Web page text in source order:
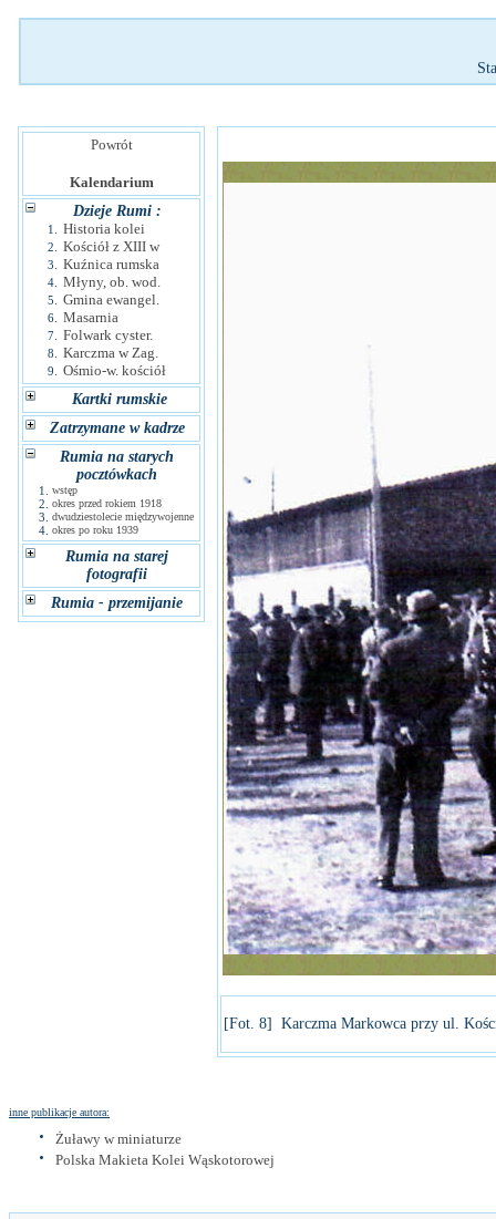
Powrót
Kalendarium
Dzieje Rumi :
1. Historia kolei
2. Kościół z XIII w
3. Kuźnica rumska
4. Młyny, ob. wod.
5. Gmina ewangel.
6. Masarnia
7. Folwark cyster.
8. Karczma w Zag.
9.
Ośmio-w. kościół
Kartki rumskie
Zatrzymane w kadrze
Rumia na starych
pocztówkach
1. wstęp
2. okres przed rokiem 1918
3. dwudziestolecie międzywojenne
4. okres po roku 1939
Rumia na starej
fotografii
Rumia - przemijanie
[Fot. 8] Karczma Markowca przy ul.
inne publikacje autora:
Żuławy w miniaturze
Polska Makieta Kolei Wąskotorowej